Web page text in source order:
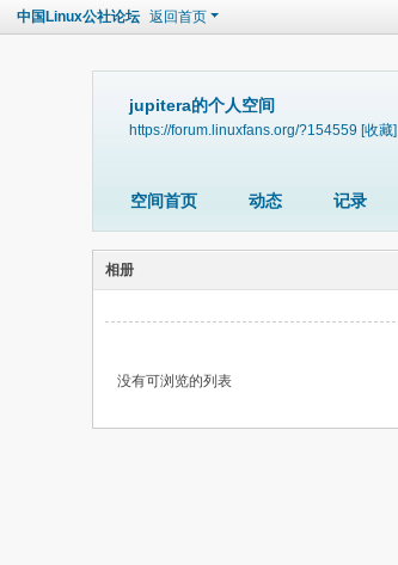
中国Linux公社论坛 返回首页
jupitera的个人空间
https://forum.linuxfans.org/?154559 [收藏]
空间首页 动态 记录
相册
没有可浏览的列表